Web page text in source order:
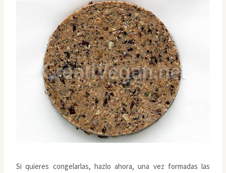
Si quieres congelarlas, hazlo ahora, una vez formadas las